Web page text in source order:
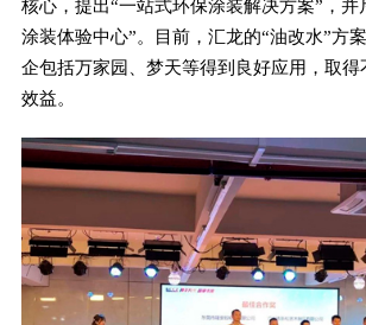
核心，提出“一站式环保涂装解决方案”，并
涂装体验中心”。目前，汇龙的“油改水”方
企包括万家园、梦天等得到良好应用，取
效益。